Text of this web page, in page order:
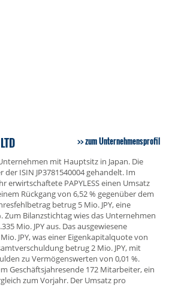
zum Unternehmensprofil
Unternehmen mit Hauptsitz in Japan. Die
der ISIN JP3781540004 gehandelt. Im
erwirtschaftete PAPYLESS einen Umsatz
Rückgang von 6,52 % gegenüber dem
betrug 5 Mio. JPY, eine
Zum Bilanzstichtag wies das Unternehmen
Mio. JPY aus. Das ausgewiesene
JPY, was einer Eigenkapitalquote von
betrug 2 Mio. JPY, mit
zu Vermögenswerten von 0,01 %.
Geschäftsjahresende 172 Mitarbeiter, ein
zum Vorjahr. Der Umsatz pro